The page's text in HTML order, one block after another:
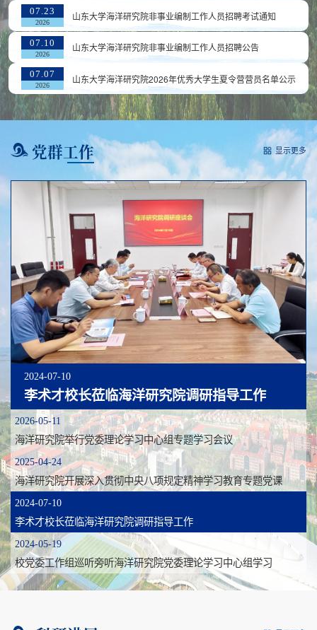
07.23
2026
山东大学海洋研究院非事业编制工作人员招聘考试通知
07.10
2026
山东大学海洋研究院非事业编制工作人员招聘公告
07.07
2026
山东大学海洋研究院2026年优秀大学生夏令营营员名单公示
党群工作 显示更多
2024-05-19
校党委工作组巡听旁听海洋研究院党委理论学习中心组学习
2026-05-11
海洋研究院举行党委理论学习中心组专题学习会议
2025-04-24
海洋研究院开展深入贯彻中央八项规定精神学习教育专题党课
2024-07-10
李术才校长莅临海洋研究院调研指导工作
2024-05-19
校党委工作组巡听旁听海洋研究院党委理论学习中心组学习
科研进展 显示更多